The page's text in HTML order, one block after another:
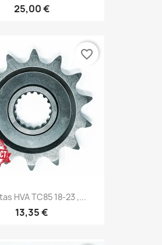
25,00 €
HVA TC85 18-23 ,...
13,35 €
favorite_border